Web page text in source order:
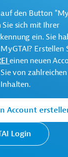
Dollar (Zuschuss)
Die IDB
multilaterale
auf den Button
Sie sich mit Ihrer
ein. Sie
Erstellen
einen neuen
von
Account
Login